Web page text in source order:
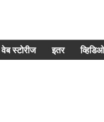
वेब स्टोरीज इतर